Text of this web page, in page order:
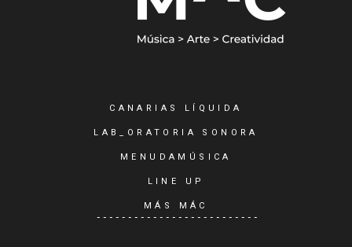
CANARIAS LÍQUIDA
LAB_ORATORIA SONORA
MENUDAMÚSICA
LINE UP
MÁS MÁC